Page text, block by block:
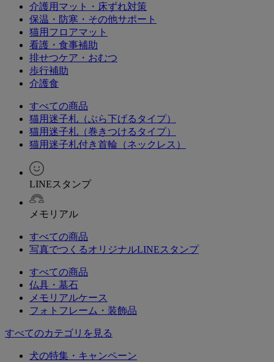
介護用マット・床ずれ対策
保温・防寒・その他サポート
猫用フロアマット
看護・食事補助
排せつケア・おむつ
歩行補助
介護食
すべての商品
猫用迷子札（ぶら下げるタイプ）
猫用迷子札（巻きつけるタイプ）
猫用迷子札付き首輪（ネックレス）
LINEスタンプ
メモリアル
すべての商品
写真でつくるオリジナルLINEスタンプ
すべての商品
仏具・墓石
メモリアルケース
フォトフレーム・装飾品
すべてのカテゴリを見る
犬の特集・キャンペーン